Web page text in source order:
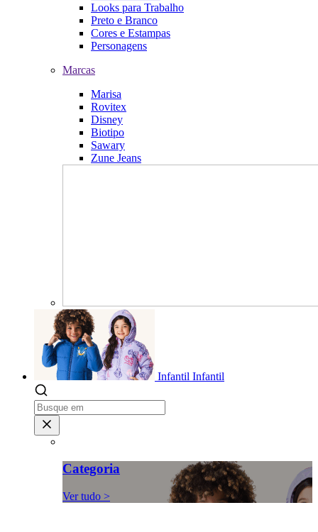
Looks para Trabalho
Preto e Branco
Cores e Estampas
Personagens
Marcas
Marisa
Rovitex
Disney
Biotipo
Sawary
Zune Jeans
Infantil Infantil
Categoria
Ver tudo >